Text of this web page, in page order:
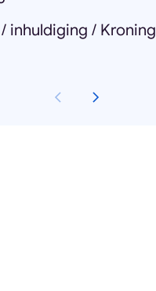
inhuldiging / Kroning